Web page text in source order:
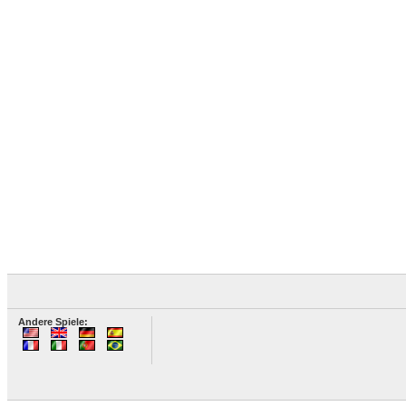
Andere Spiele: